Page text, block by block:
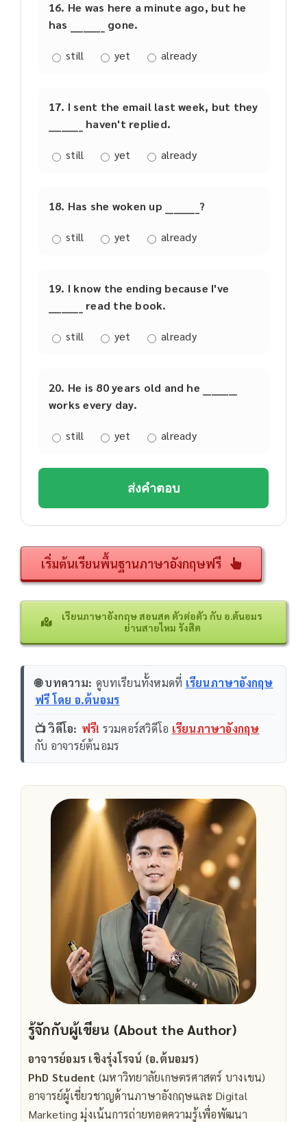
16. He was here a minute ago, but he
has ________ gone.
still yet already
17. I sent the email last week, but they
________ haven't replied.
still yet already
18. Has she woken up ________?
still yet already
19. I know the ending because I've
________ read the book.
still yet already
20. He is 80 years old and he ________
works every day.
still yet already
ส่งคำตอบ
เริ่มต้นเรียนพื้นฐานภาษาอังกฤษฟรี
เรียนภาษาอังกฤษ สอนสด ตัวต่อตัว กับ อ.ต้นอมร
ย่านสายไหม รังสิต
🌐 บทความ: ดูบทเรียนทั้งหมดที่ เรียนภาษาอังกฤษ
ฟรี โดย อ.ต้นอมร
📺 วิดีโอ: ฟรี! รวมคอร์สวิดีโอ เรียนภาษาอังกฤษ
กับ อาจารย์ต้นอมร
รู้จักกับผู้เขียน (About the Author)
อาจารย์อมร เชิงรุ่งโรจน์ (อ.ต้นอมร)
PhD Student (มหาวิทยาลัยเกษตรศาสตร์ บางเขน)
อาจารย์ผู้เชี่ยวชาญด้านภาษาอังกฤษและ Digital
Marketing มุ่งเน้นการถ่ายทอดความรู้เพื่อพัฒนา